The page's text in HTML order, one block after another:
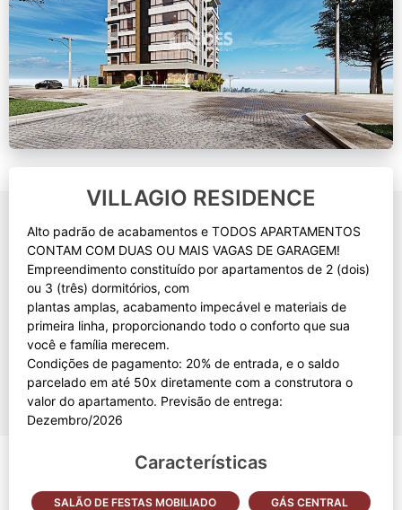
VILLAGIO RESIDENCE
Alto padrão de acabamentos e TODOS APARTAMENTOS
CONTAM COM DUAS OU MAIS VAGAS DE GARAGEM!
Empreendimento constituído por apartamentos de 2 (dois)
ou 3 (três) dormitórios, com
plantas amplas, acabamento impecável e materiais de
primeira linha, proporcionando todo o conforto que sua
você e família merecem.
Condições de pagamento: 20% de entrada, e o saldo
parcelado em até 50x diretamente com a construtora o
valor do apartamento. Previsão de entrega:
Características
SALÃO DE FESTAS MOBILIADO GÁS CENTRAL